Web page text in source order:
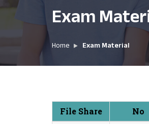
Exam
Home Exam Material
File Share No